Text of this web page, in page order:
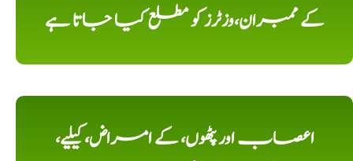
کے ممبران،وزٹرز کو مطلع کیا جاتا ہے
اعصاب اور پٹھوں، کے امراض، کیلیے،